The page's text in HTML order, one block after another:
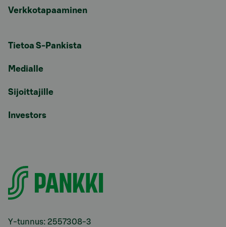
Verkkotapaaminen
Tietoa S-Pankista
Medialle
Sijoittajille
Investors
Y-tunnus: 2557308-3